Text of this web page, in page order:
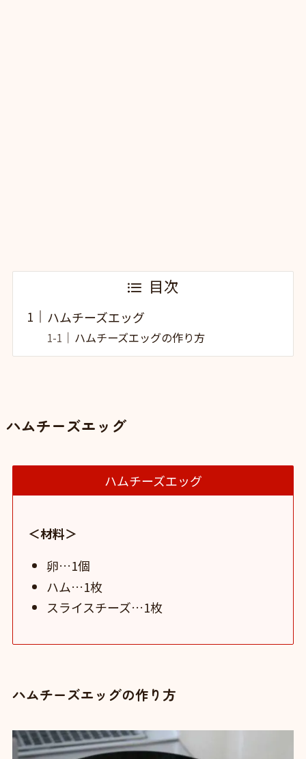
目次
ハムチーズエッグ
ハムチーズエッグの作り方
ハムチーズエッグ
ハムチーズエッグ
＜材料＞
卵…1個
ハム…1枚
スライスチーズ…1枚
ハムチーズエッグの作り方